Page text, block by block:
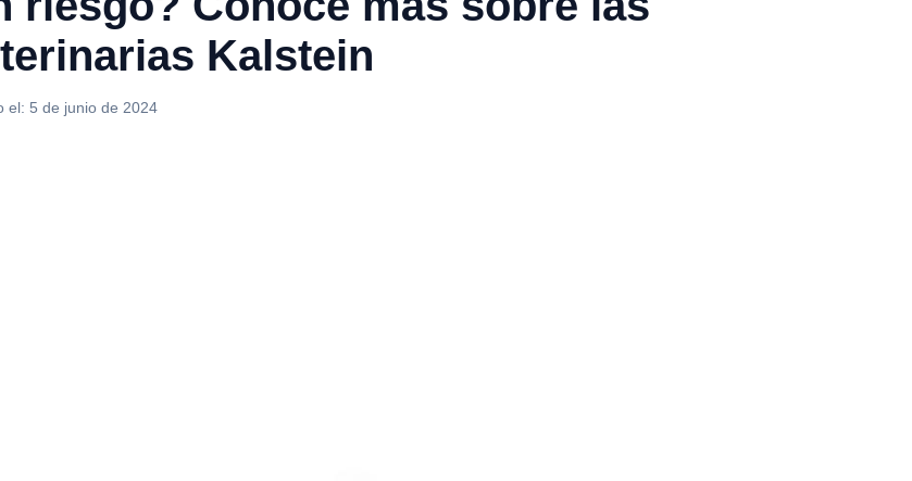
Kalstein
el: 5 de junio de 2024